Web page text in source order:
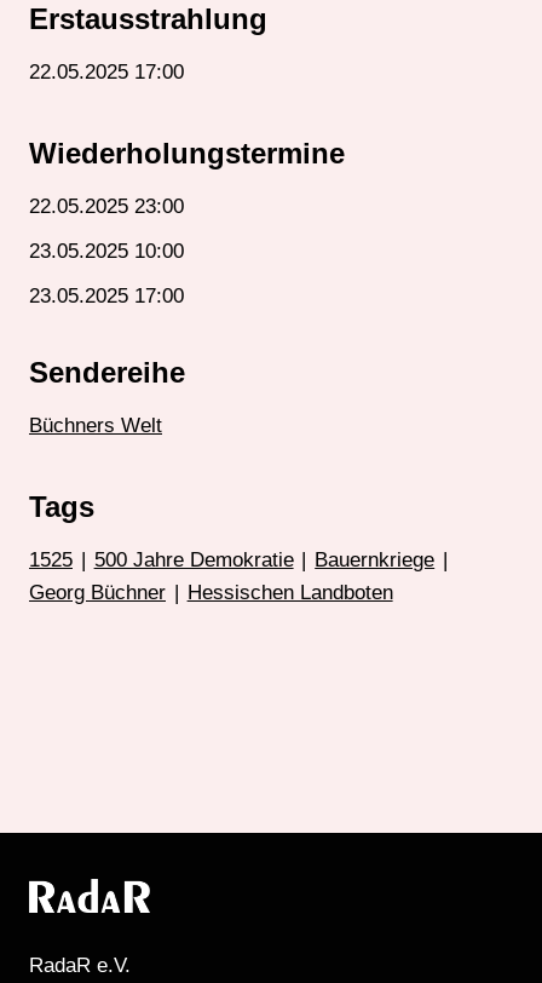
-
l
y
r
Erstausstrahlung
22.05.2025 17:00
Wiederholungstermine
22.05.2025 23:00
23.05.2025 10:00
23.05.2025 17:00
Sendereihe
Büchners Welt
Tags
1525 500 Jahre Demokratie Bauernkriege
Georg Büchner
Hessischen Landboten
RadaR e.V.